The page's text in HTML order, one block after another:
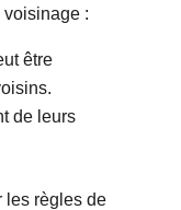
:
être
de leurs
les règles de